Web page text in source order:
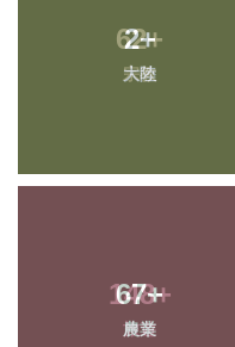
2+
大陸
67+
農業